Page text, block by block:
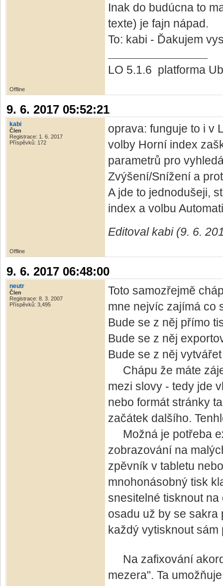
Inak do budúcna to
texte) je fajn nápad.
To: kabi - Ďakujem
LO 5.1.6 platforma
Offline
9. 6. 2017 05:52:21
kabi
Člen
Registrace: 1. 6. 2017
Příspěvků: 172
oprava: funguje to i v
volby Horní index
parametrů pro
Zvýšení/Snížení a
A jde to jednodušeji,
index a volbu
Editoval kabi (9. 6.
Offline
9. 6. 2017 06:48:00
neutr
Člen
Registrace: 8. 3. 2007
Příspěvků: 3,495
Toto samozřejmě
mne nejvíc zajímá co
Bude se z něj přímo
Bude se z něj
Bude se z něj
Chápu že máte
mezi slovy - tedy jde
nebo formát stránky
začátek dalšího.
Možná je potřeba
zobrazování na
zpěvník v tabletu
mnohonásobný tisk
snesitelné tisknout
osadu už by se sakra
každý vytisknout sám
Na zafixování
mezera". Ta